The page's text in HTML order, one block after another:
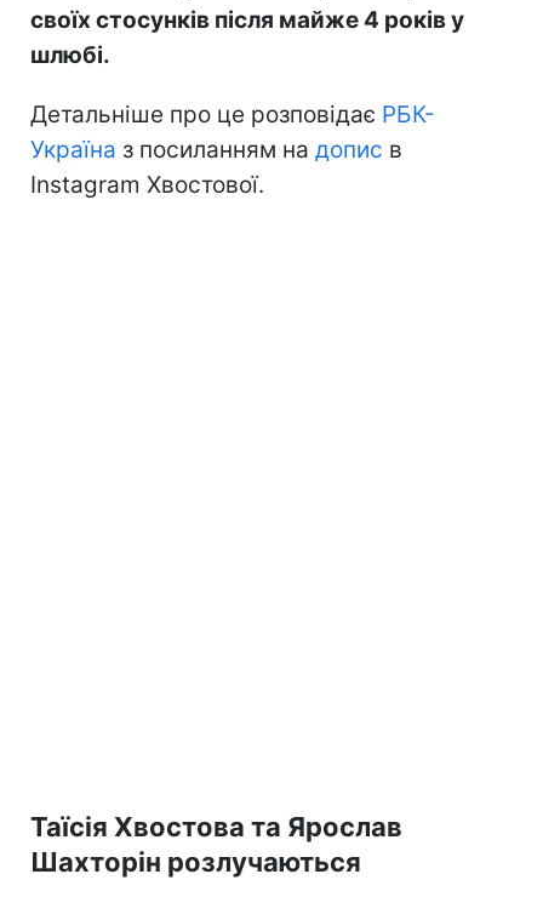
своїх стосунків після майже 4 років у
шлюбі.
Детальніше про це розповідає РБК-
Україна з посиланням на допис в
Instagram Хвостової.
Таїсія Хвостова та Ярослав
Шахторін розлучаються